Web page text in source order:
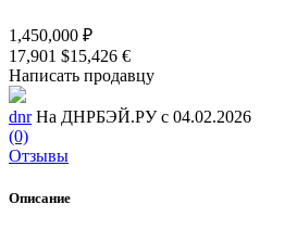
1,450,000 ₽
17,901 $15,426 €
Написать продавцу
dnr На ДНРБЭЙ.РУ с 04.02.2026
(0)
Отзывы
Описание